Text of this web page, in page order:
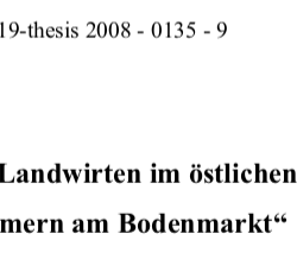
thesis 2008 - 0135 - 9
im östlichen
am Bodenmarkt“